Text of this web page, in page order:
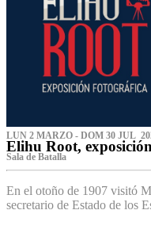
LUN 2 MARZO - DOM 30 JUL
Elihu Root,
Sala de Batalla
En el otoño de 1907 visitó
secretario de Estado de los